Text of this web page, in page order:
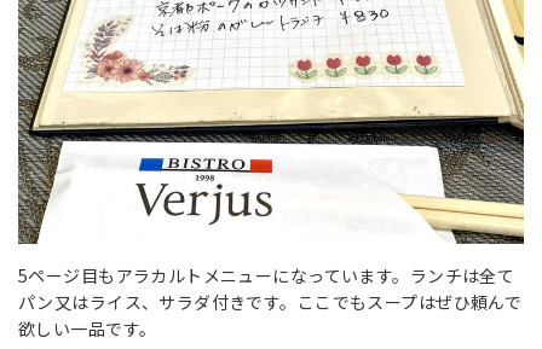
5ページ目もアラカルトメニューになっています。ランチは全て
パン又はライス、サラダ付きです。ここでもスープはぜひ頼んで
欲しい一品です。